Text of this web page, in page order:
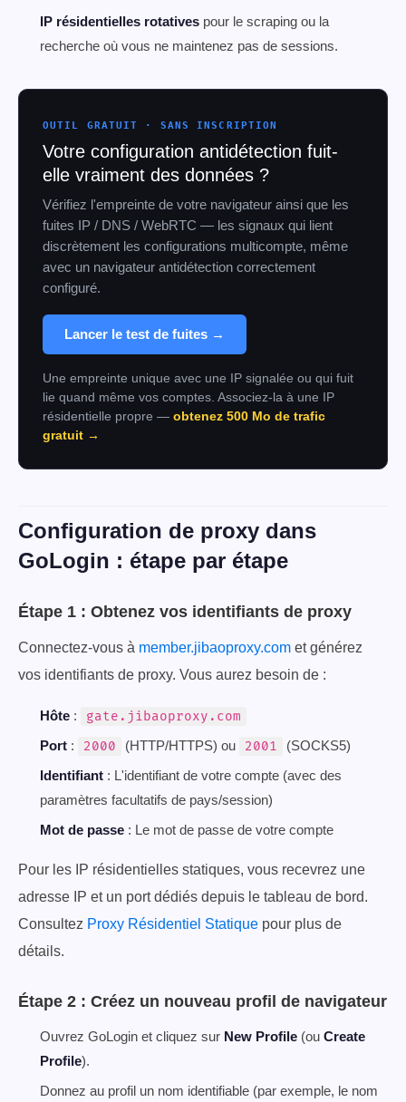
IP résidentielles rotatives pour le scraping ou la
recherche où vous ne maintenez pas de sessions.
OUTIL GRATUIT · SANS INSCRIPTION
Votre configuration antidétection fuit-
elle vraiment des données ?
Vérifiez l'empreinte de votre navigateur ainsi que les
fuites IP / DNS / WebRTC — les signaux qui lient
discrètement les configurations multicompte, même
avec un navigateur antidétection correctement
configuré.
Lancer le test de fuites →
Une empreinte unique avec une IP signalée ou qui fuit
lie quand même vos comptes. Associez-la à une IP
résidentielle propre — obtenez 500 Mo de trafic
gratuit →
Configuration de proxy dans
GoLogin : étape par étape
Étape 1 : Obtenez vos identifiants de proxy
Connectez-vous à member.jibaoproxy.com et générez
vos identifiants de proxy. Vous aurez besoin de :
Hôte :
gate.jibaoproxy.com
Port : 2000 (HTTP/HTTPS) ou 2001
(SOCKS5)
Identifiant : L'identifiant de votre compte (avec des
paramètres facultatifs de pays/session)
Mot de passe : Le mot de passe de votre compte
Pour les IP résidentielles statiques, vous recevrez une
adresse IP et un port dédiés depuis le tableau de bord.
Consultez Proxy Résidentiel Statique pour plus de
détails.
Étape 2 : Créez un nouveau profil de navigateur
Ouvrez GoLogin et cliquez sur New Profile (ou Create
Profile).
Donnez au profil un nom identifiable (par exemple, le nom